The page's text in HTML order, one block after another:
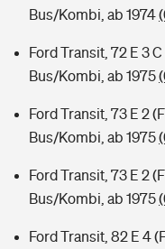
Bus/Kombi, ab 1974
Ford Transit, 72 E 3
Bus/Kombi, ab 1975
Ford Transit, 73 E 2
Bus/Kombi, ab 1975
Ford Transit, 73 E 2
Bus/Kombi, ab 1975
Ford Transit, 82 E 4